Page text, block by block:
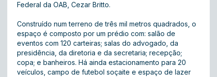
Federal da OAB, Cezar Britto.
Construído num terreno de três mil metros quadrados, o
espaço é composto por um prédio com: salão de
eventos com 120 carteiras; salas do advogado, da
presidência, da diretoria e da secretaria; recepção;
copa; e banheiros. Há ainda estacionamento para 20
veículos, campo de futebol soçaite e espaço de lazer